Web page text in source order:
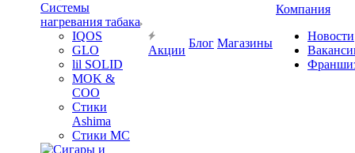
Системы
нагревания табака
IQOS
GLO
lil SOLID
MOK &
COO
Стики
Ashima
Стики MC
Акции
Блог Магазины
Компания
Новости